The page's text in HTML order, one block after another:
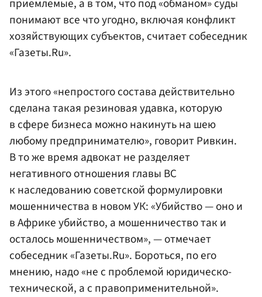
приемлемые, а в том, что под «обманом» суды
понимают все что угодно, включая конфликт
хозяйствующих субъектов, считает собеседник
«Газеты.Ru».
Из этого «непростого состава действительно
сделана такая резиновая удавка, которую
в сфере бизнеса можно накинуть на шею
любому предпринимателю», говорит Ривкин.
В то же время адвокат не разделяет
негативного отношения главы ВС
к наследованию советской формулировки
мошенничества в новом УК: «Убийство — оно и
в Африке убийство, а мошенничество так и
осталось мошенничеством», — отмечает
собеседник «Газеты.Ru». Бороться, по его
мнению, надо «не с проблемой юридическо-
технической, а с правоприменительной».